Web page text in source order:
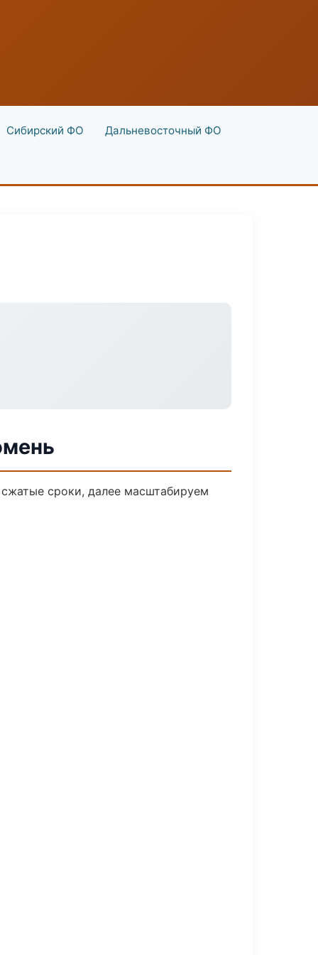
Сибирский ФО Дальневосточный ФО
сроки, далее масштабируем